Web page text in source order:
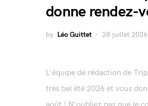
donne rendez-
by Léo Guittet 28 juillet 2026
L'équipe de rédaction de
très bel été 2026 et vous